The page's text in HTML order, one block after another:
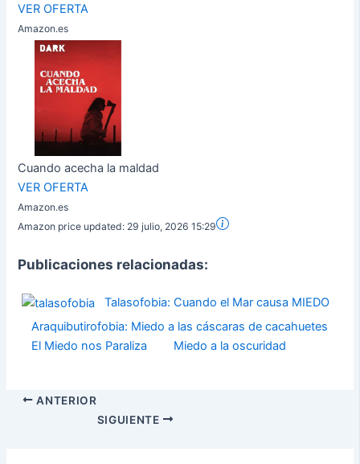
VER OFERTA
Amazon.es
Cuando acecha la maldad
VER OFERTA
Amazon.es
Amazon price updated: 29 julio, 2026 15:29
Publicaciones relacionadas:
Talasofobia: Cuando el Mar causa MIEDO
Araquibutirofobia: Miedo a las cáscaras de cacahuetes
El Miedo nos Paraliza
Miedo a la oscuridad
ANTERIOR
SIGUIENTE